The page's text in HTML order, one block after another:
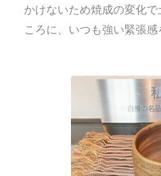
かけないため焼成の変化
ころに、いつも強い緊張感